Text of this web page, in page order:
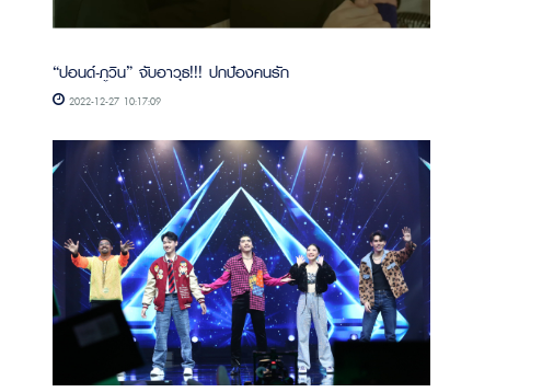
“ปอนด์-ภูวิน” จับอาวุธ!!! ปกป้องคนรัก
2022-12-27 10:17:09